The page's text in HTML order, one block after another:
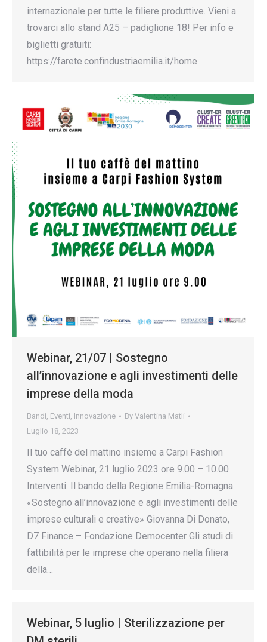
internazionale per tutte le filiere produttive. Vieni a
trovarci allo stand A25 – padiglione 18! Per info e
biglietti gratuiti:
https://farete.confindustriaemilia.it/home
Webinar, 21/07 | Sostegno
all’innovazione e agli investimenti delle
imprese della moda
Bandi, Eventi, Innovazione By Valentina Matli
Luglio 18, 2023
Il tuo caffè del mattino insieme a Carpi Fashion
System Webinar, 21 luglio 2023 ore 9.00 – 10.00
Interventi: Il bando della Regione Emilia-Romagna
«Sostegno all’innovazione e agli investimenti delle
imprese culturali e creative» Giovanna Di Donato,
D7 Finance – Fondazione Democenter Gli studi di
fattibilità per le imprese che operano nella filiera
della…
Webinar, 5 luglio | Sterilizzazione per